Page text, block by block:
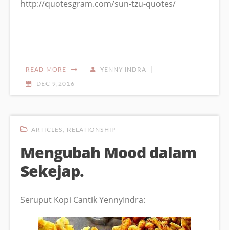
http://quotesgram.com/sun-tzu-quotes/
READ MORE YENNY INDRA
DEC 9,2016
ARTICLES RELATIONSHIP
Mengubah Mood dalam
Sekejap.
Seruput Kopi Cantik YennyIndra: